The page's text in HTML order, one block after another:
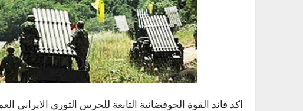
اكد قائد القوة الجوفضائية التابعة للحرس الثوري